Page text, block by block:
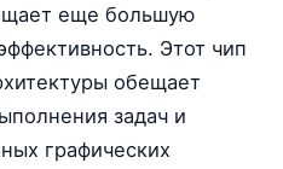
еще большую
Этот чип
обещает
задач и
графических